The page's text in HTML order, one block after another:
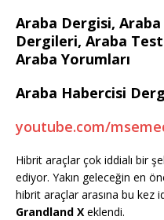
Araba Dergisi,
Dergileri, Araba
Araba Yorumları
Araba Habercisi
youtube.com/
Hibrit araçlar çok iddialı bir
ediyor. Yakın geleceğin en
hibrit araçlar arasına bu kez
Grandland X eklendi.